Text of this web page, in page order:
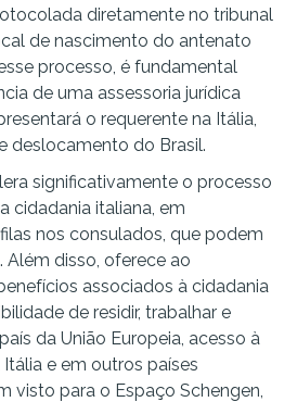
diretamente no tribunal
de nascimento do antenato
processo, é fundamental
de uma assessoria jurídica
o requerente na Itália,
deslocamento do Brasil.
significativamente o processo
cidadania italiana, em
nos consulados, que podem
Além disso, oferece ao
associados à cidadania
de residir, trabalhar e
da União Europeia, acesso à
e em outros países
visto para o Espaço Schengen,